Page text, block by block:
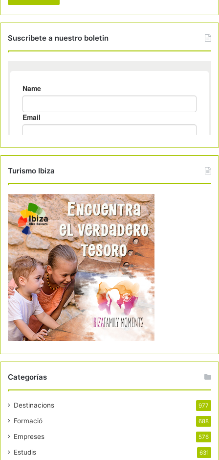
Suscribete a nuestro boletin
Turismo Ibiza
Categorías
Destinacions 977
Formació 688
Empreses 576
Estudis 631